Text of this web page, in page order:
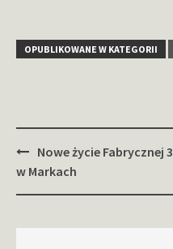
OPUBLIKOWANE W KATEGORII
Zobacz
wpisy
Nowe życie Fabrycznej 3
w Markach